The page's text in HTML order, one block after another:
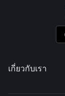
เกี่ยวกับเรา